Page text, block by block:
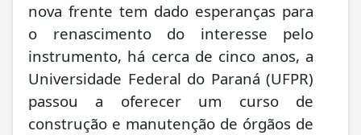
nova frente tem dado esperanças para
o renascimento do interesse pelo
instrumento, há cerca de cinco anos, a
Universidade Federal do Paraná (UFPR)
passou a oferecer um curso de
construção e manutenção de órgãos de